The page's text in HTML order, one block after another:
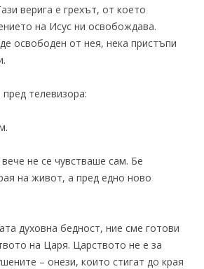
верига е грехът, от което
на Исус ни освобождава.
освободен от нея, нека пристъпи
телевизора:
не се чувстваше сам. Бе
на живот, а пред едно ново
духовна бедност, ние сме готови
на Царя. Царството не е за
– онези, които стигат до края